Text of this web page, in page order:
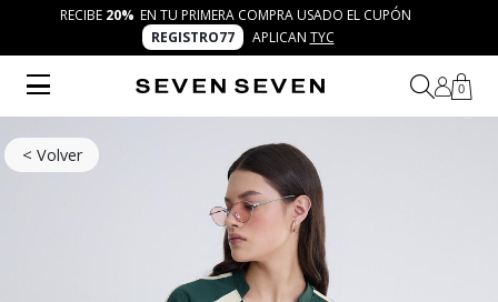
RECIBE 20% EN TU PRIMERA COMPRA USADO EL CUPÓN
REGISTRO77
APLICAN TYC
0
< Volver